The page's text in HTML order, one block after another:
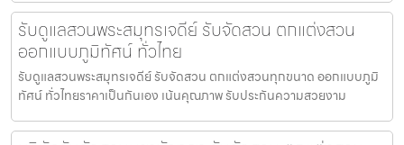
รับดูแลสวนพระสมุทรเจดีย์ รับจัดสวน ตกแต่งสวน
ออกแบบภูมิทัศน์ ทั่วไทย
รับดูแลสวนพระสมุทรเจดีย์ รับจัดสวน ตกแต่งสวนทุกขนาด ออกแบบภูมิ
ทัศน์ ทั่วไทยราคาเป็นกันเอง เน้นคุณภาพ รับประกันความสวยงาม